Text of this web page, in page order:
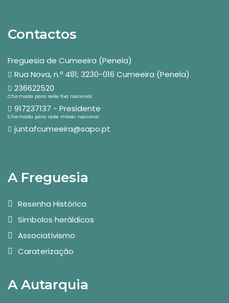
Contactos
Freguesia de Cumeeira (Penela)
Rua Nova, n.º 481; 3230-016 Cumeeira (Penela)
236622520
Chamada para rede fixa nacional
917237137 - Presidente
Chamada para rede móvel nacional
juntafcumeeira@sapo.pt
A Freguesia
Resenha Histórica
Simbolos heráldicos
Associativismo
Caraterização
A Autarquia